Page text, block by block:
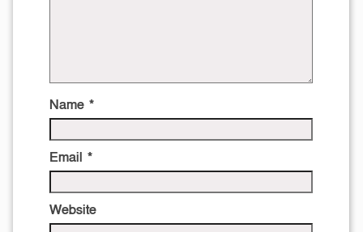
Name *
Email *
Website